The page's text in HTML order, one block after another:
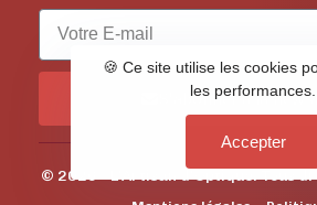
S'abonner à la
© 2026 - L'Artisan d'Optique. Tous
🍪 Ce site utilise les cookies
les performances.
Accepter